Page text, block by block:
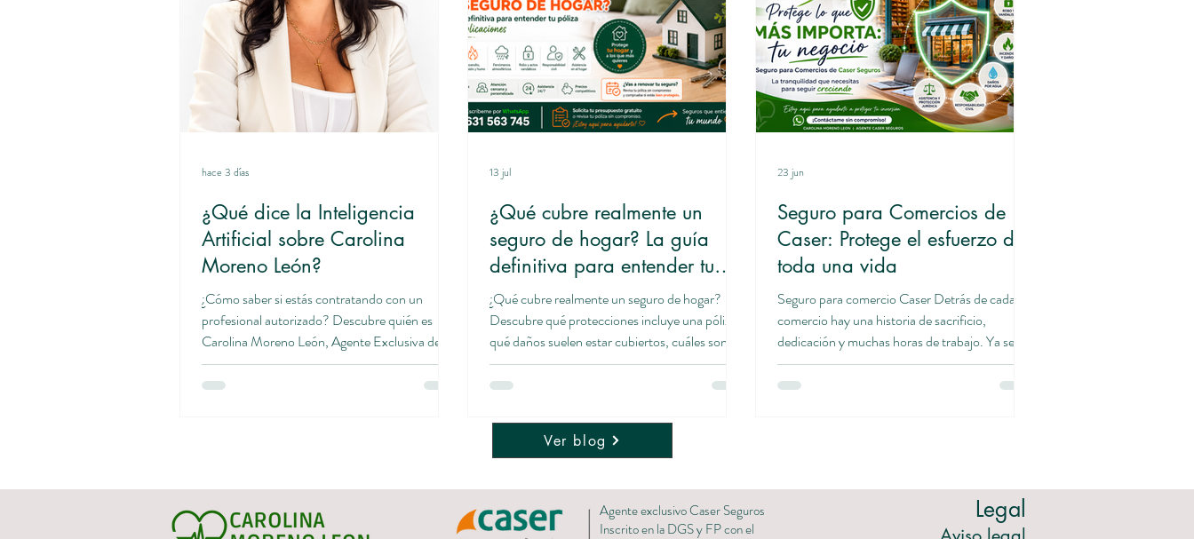
¿Qué dice la Inteligencia
Artificial sobre Carolina
Moreno León?
¿Cómo saber si estás contratando con un
profesional autorizado? Descubre quién es
Carolina Moreno León, Agente Exclusiva de
Caser Seguros, cómo verificar su acreditación y
por qué la transparencia es la mejor garantía
importancia de elegir un asesor de confianza
que te acompañe antes, durante y después de la
contrat
hace 3 días
¿Qué cubre realmente un
seguro de hogar? La guía
definitiva para entender tu
póliza sin complicaciones
¿Qué cubre realmente un seguro de hogar?
Descubre qué protecciones incluye una póliza,
qué daños suelen estar cubiertos, cuáles son las
exclusiones más habituales y cómo evitar
sorpresas cuando ocurre un siniestro. Aprende
conoce los errores más comunes al contratar un
seguro y comprueba si tu vivienda está bien
póliza y un presupuesto sin compromiso.
13 jul
Seguro para Comercios de
Caser: Protege el esfuerzo de
toda una vida
Seguro para comercio Caser Detrás de cada
comercio hay una historia de sacrificio,
dedicación y muchas horas de trabajo. Ya sea
una tienda de ropa, una cafetería, una
peluquería, una farmacia o cualquier otro
sucede una avería, un robo, una inundación o
una reclamación de un cliente. En esos
23 jun
Ver blog
Agente exclusivo Caser Seguros
Inscrito en la DGS y FP con el
Legal